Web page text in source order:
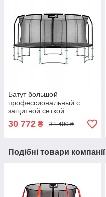
Батут большой
профессиональный с
защитной сеткой
диаметром 490 см Jumpi
Tima Sport 16 FT
30 772 ₴ 31 400 ₴
Подібні товари компанії